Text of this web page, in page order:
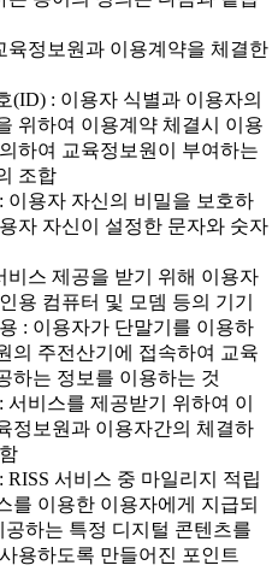
정보원과 이용계약을 체결한
: 이용자 식별과 이용자의
위하여 이용계약 체결시 이용
하여 교육정보원이 부여하는
조합
용자 자신의 비밀을 보호하
자 자신이 설정한 문자와 숫자
스 제공을 받기 위해 이용자
용 컴퓨터 및 모뎀 등의 기기
: 이용자가 단말기를 이용하
의 주전산기에 접속하여 교육
하는 정보를 이용하는 것
비스를 제공받기 위하여 이
정보원과 이용자간의 체결하
서비스 중 마일리지 적립
를 이용한 이용자에게 지급되
공하는 특정 디지털 콘텐츠를
용하도록 만들어진 포인트